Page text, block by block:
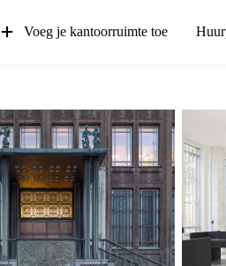
Voeg je kantoorruimte toe